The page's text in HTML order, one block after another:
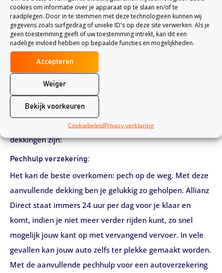
cookies om informatie over je apparaat op te slaan en/of te
raadplegen. Door in te stemmen met deze technologieën kunnen wij
gegevens zoals surfgedrag of unieke ID's op deze site verwerken. Als je
geen toestemming geeft of uw toestemming intrekt, kan dit een
nadelige invloed hebben op bepaalde functies en mogelijkheden.
Accepteren
Weiger
Bekijk voorkeuren
CookiebeleidPrivacy verklaring
Aanvullende dekkingen voor de
autoverzekering
Nadat je hebt bepaald welke van de bovenstaande drie
autoverzekeringen van Allianz Direct het beste bij je
past, kun je deze aanvullen met dekkingen. De
verzekeraar biedt uiteenlopende dekkingen aan voor de
door jouw gekozen autoverzekering. Enkele van deze
dekkingen zijn:
Pechhulp verzekering:
Het kan de beste overkomen: pech op de weg. Met deze
aanvullende dekking ben je gelukkig zo geholpen. Allianz
Direct staat immers 24 uur per dag voor je klaar en
komt, indien je niet meer verder rijden kunt, zo snel
mogelijk jouw kant op met vervangend vervoer. In vele
gevallen kan jouw auto zelfs ter plekke gemaakt worden.
Met de aanvullende pechhulp voor een autoverzekering